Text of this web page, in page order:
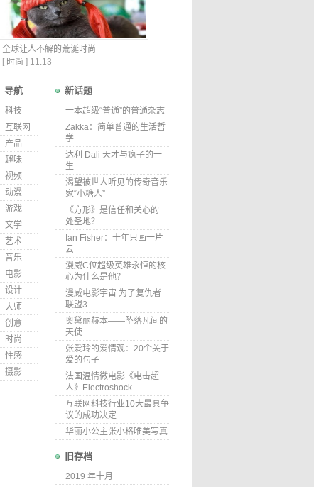
全球让人不解的荒诞时尚
[ 时尚 ] 11.13
导航
科技
互联网
产品
趣味
视频
动漫
游戏
文学
艺术
音乐
电影
设计
大师
创意
时尚
性感
摄影
新话题
一本超级“普通”的普通杂志
Zakka：简单普通的生活哲
学
达利 Dali 天才与疯子的一
生
渴望被世人听见的传奇音乐
家“小糖人”
《方形》是信任和关心的一
处圣地？
Ian Fisher：十年只画一片
云
漫威C位超级英雄永恒的核
心为什么是他？
漫威电影宇宙 为了复仇者
联盟3
奥黛丽赫本——坠落凡间的
天使
张爱玲的爱情观：20个关于
爱的句子
法国温情微电影《电击超
人》Electroshock
互联网科技行业10大最具争
议的成功决定
华丽小公主张小格唯美写真
旧存档
2019 年十月